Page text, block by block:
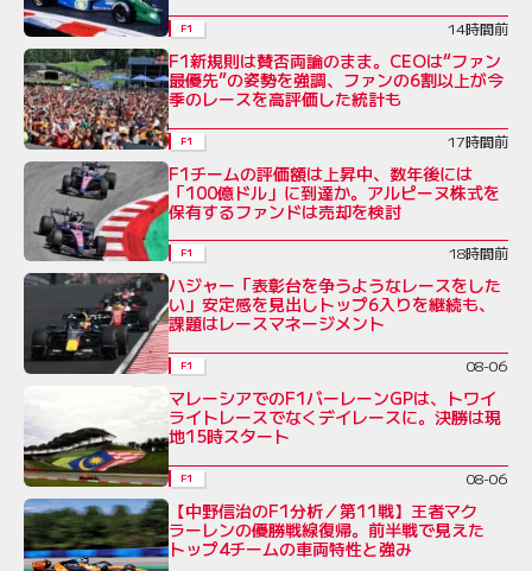
F1 14時間前
F1新規則は賛否両論のまま。CEOは“ファン
最優先”の姿勢を強調、ファンの6割以上が今
季のレースを高評価した統計も
F1 17時間前
F1チームの評価額は上昇中、数年後には
「100億ドル」に到達か。アルピーヌ株式を
保有するファンドは売却を検討
F1 18時間前
ハジャー「表彰台を争うようなレースをした
い」安定感を見出しトップ6入りを継続も、
課題はレースマネージメント
F1 08-06
マレーシアでのF1バーレーンGPは、トワイ
ライトレースでなくデイレースに。決勝は現
地15時スタート
F1 08-06
【中野信治のF1分析／第11戦】王者マク
ラーレンの優勝戦線復帰。前半戦で見えた
トップ4チームの車両特性と強み